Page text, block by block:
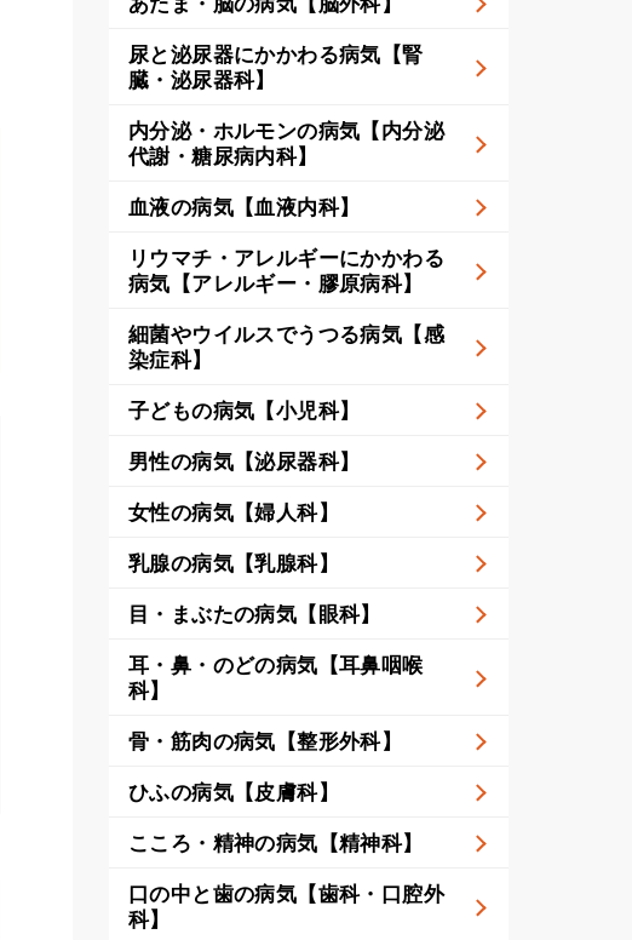
尿と泌尿器にかかわる病気【腎
臓・泌尿器科】
内分泌・ホルモンの病気【内分泌
代謝・糖尿病内科】
血液の病気【血液内科】
リウマチ・アレルギーにかかわる
病気【アレルギー・膠原病科】
細菌やウイルスでうつる病気【感
染症科】
子どもの病気【小児科】
男性の病気【泌尿器科】
女性の病気【婦人科】
乳腺の病気【乳腺科】
目・まぶたの病気【眼科】
耳・鼻・のどの病気【耳鼻咽喉
科】
骨・筋肉の病気【整形外科】
ひふの病気【皮膚科】
こころ・精神の病気【精神科】
口の中と歯の病気【歯科・口腔外
科】